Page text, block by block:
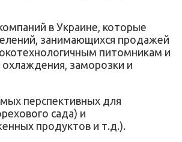
в Украине, которые
занимающихся продажей
питомникам и
заморозки и
перспективных для
сада) и
продуктов и т.д.).